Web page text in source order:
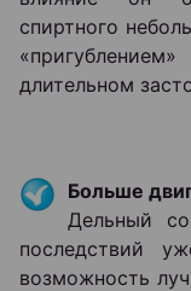
спиртного
длительном
Больше
Дельный
последствий
возможность